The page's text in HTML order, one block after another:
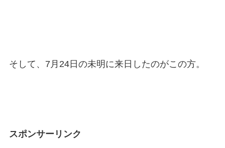
そして、7月24日の未明に来日したのがこの方。
スポンサーリンク